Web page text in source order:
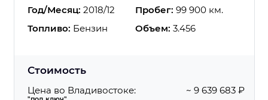
Год/Месяц: 2018/12 Пробег: 99 900 км.
Топливо: Бензин Объем: 3.456
Стоимость
Цена во Владивостоке: ~ 9 639 683 ₽